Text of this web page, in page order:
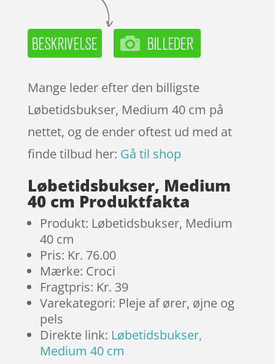
Mange leder efter den billigste
Løbetidsbukser, Medium 40 cm på
nettet, og de ender oftest ud med at
finde tilbud her: Gå til shop
Løbetidsbukser, Medium
40 cm Produktfakta
Produkt: Løbetidsbukser, Medium
40 cm
Pris: Kr. 76.00
Mærke: Croci
Fragtpris: Kr. 39
Varekategori: Pleje af ører, øjne og
pels
Direkte link: Løbetidsbukser,
Medium 40 cm